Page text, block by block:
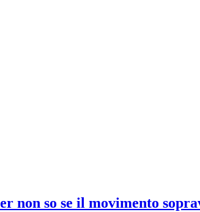
non so se il movimento